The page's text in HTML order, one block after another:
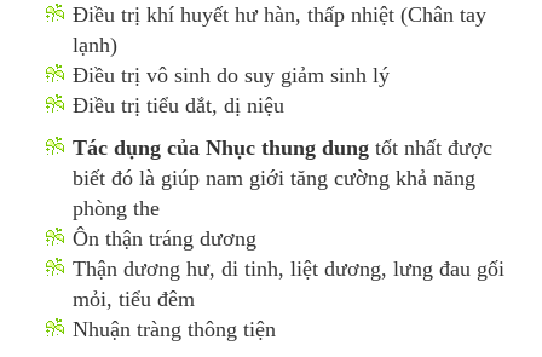
Điều trị khí huyết hư hàn, thấp nhiệt (Chân tay
lạnh)
Điều trị vô sinh do suy giảm sinh lý
Điều trị tiểu dắt, dị niệu
Tác dụng của Nhục thung dung tốt nhất được
biết đó là giúp nam giới tăng cường khả năng
phòng the
Ôn thận tráng dương
Thận dương hư, di tinh, liệt dương, lưng đau gối
mỏi, tiểu đêm
Nhuận tràng thông tiện